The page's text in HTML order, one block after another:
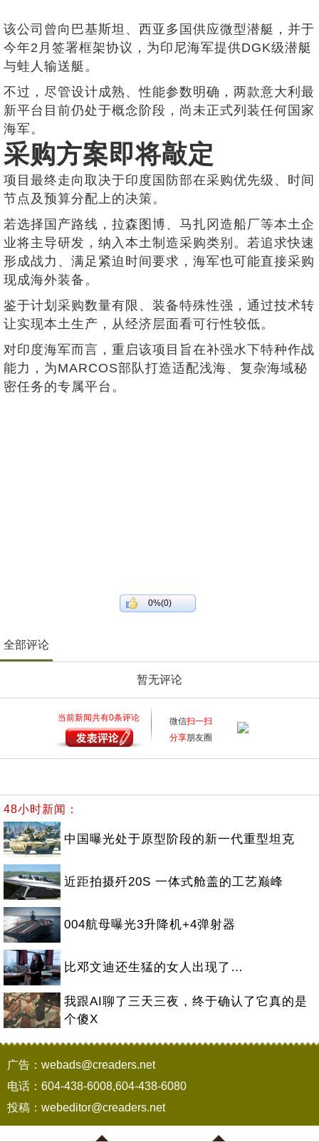
该公司曾向巴基斯坦、西亚多国供应微型潜艇，并于
今年2月签署框架协议，为印尼海军提供DGK级潜艇
与蛙人输送艇。
不过，尽管设计成熟、性能参数明确，两款意大利最
新平台目前仍处于概念阶段，尚未正式列装任何国家
海军。
采购方案即将敲定
项目最终走向取决于印度国防部在采购优先级、时间
节点及预算分配上的决策。
若选择国产路线，拉森图博、马扎冈造船厂等本土企
业将主导研发，纳入本土制造采购类别。若追求快速
形成战力、满足紧迫时间要求，海军也可能直接采购
现成海外装备。
鉴于计划采购数量有限、装备特殊性强，通过技术转
让实现本土生产，从经济层面看可行性较低。
对印度海军而言，重启该项目旨在补强水下特种作战
能力，为MARCOS部队打造适配浅海、复杂海域秘
密任务的专属平台。
0%(0)
全部评论
暂无评论
当前新闻共有0条评论 微信扫一扫
分享朋友圈
48小时新闻：
中国曝光处于原型阶段的新一代重型坦克
近距拍摄歼20S 一体式舱盖的工艺巅峰
004航母曝光3升降机+4弹射器
比邓文迪还生猛的女人出现了…
我跟AI聊了三天三夜，终于确认了它真的是
个傻X
广告：webads@creaders.net
电话：604-438-6008,604-438-6080
投稿：webeditor@creaders.net